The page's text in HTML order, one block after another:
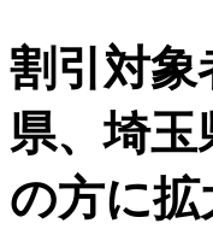
割引対象
県、埼
の方に拡